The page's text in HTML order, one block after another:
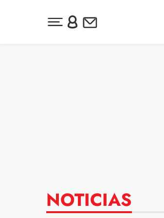
Desplegar menú principal
Inicia sesión o regístrate
Newsletter
NOTICIAS